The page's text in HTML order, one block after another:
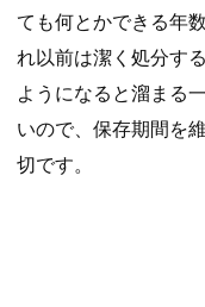
ても何とかできる年
れ以前は潔く処分す
ようになると溜まる
いので、保存期間を
切です。